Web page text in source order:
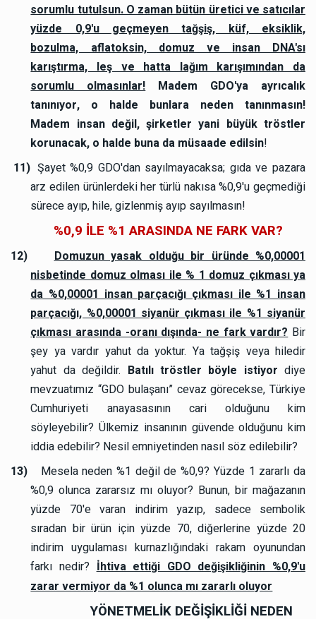
sorumlu tutulsun. O zaman bütün üretici ve satıcılar
yüzde 0,9'u geçmeyen tağşiş, küf, eksiklik,
bozulma, aflatoksin, domuz ve insan DNA'sı
karıştırma, leş ve hatta lağım karışımından da
sorumlu olmasınlar!
Madem GDO'ya ayrıcalık
tanınıyor, o halde bunlara neden tanınmasın!
Madem insan değil, şirketler yani büyük tröstler
korunacak, o halde buna da müsaade edilsin!
11) Şayet %0,9 GDO'dan sayılmayacaksa; gıda ve pazara
arz edilen ürünlerdeki her türlü nakısa %0,9'u geçmediği
sürece ayıp, hile, gizlenmiş ayıp sayılmasın!
%0,9 İLE %1 ARASINDA NE FARK VAR?
12)
Domuzun yasak olduğu bir üründe %0,00001
nisbetinde domuz olması ile % 1 domuz çıkması ya
da %0,00001 insan parçacığı çıkması ile %1 insan
parçacığı, %0,00001 siyanür çıkması ile %1 siyanür
çıkması arasında -oranı dışında- ne fark vardır? Bir
şey ya vardır yahut da yoktur. Ya tağşiş veya hiledir
yahut da değildir. Batılı tröstler böyle istiyor diye
mevzuatımız “GDO bulaşanı” cevaz görecekse, Türkiye
Cumhuriyeti anayasasının cari olduğunu kim
söyleyebilir? Ülkemiz insanının güvende olduğunu kim
iddia edebilir? Nesil emniyetinden nasıl söz edilebilir?
13)
Mesela neden %1 değil de %0,9? Yüzde 1 zararlı da
%0,9 olunca zararsız mı oluyor? Bunun, bir mağazanın
yüzde 70'e varan indirim yazıp, sadece sembolik
sıradan bir ürün için yüzde 70, diğerlerine yüzde 20
indirim uygulaması kurnazlığındaki rakam oyunundan
farkı nedir?İhtiva ettiği GDO değişikliğinin %0,9'u
zarar vermiyor da %1 olunca mı zararlı oluyor
YÖNETMELİK DEĞİŞİKLİĞİ NEDEN